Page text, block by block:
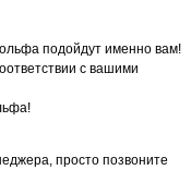
подойдут именно вам!
с вашими
просто позвоните